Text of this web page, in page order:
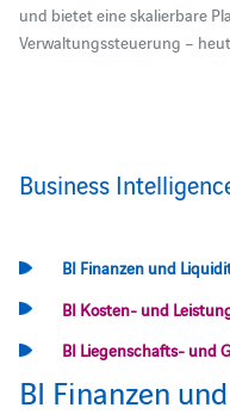
und bietet eine skalierbare
Verwaltungssteuerung –
Business
BI Finanzen und
BI Kosten- und
BI Liegenschafts- und
BI Finanzen